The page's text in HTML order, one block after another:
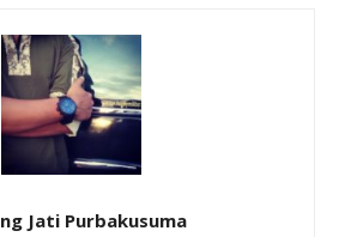
Jati Purbakusuma